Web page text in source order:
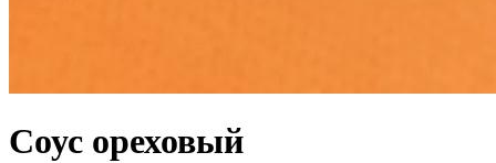
Соус ореховый